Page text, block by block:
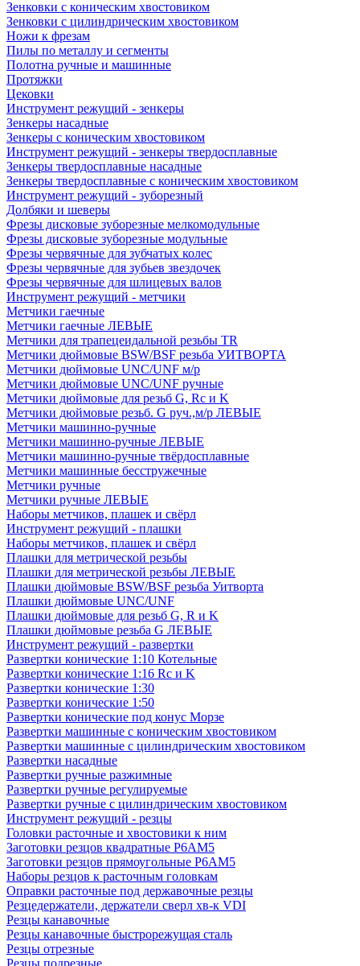
Зенковки с коническим хвостовиком
Зенковки с цилиндрическим хвостовиком
Ножи к фрезам
Пилы по металлу и сегменты
Полотна ручные и машинные
Протяжки
Цековки
Инструмент режущий - зенкеры
Зенкеры насадные
Зенкеры с коническим хвостовиком
Инструмент режущий - зенкеры твердосплавные
Зенкеры твердосплавные насадные
Зенкеры твердосплавные с коническим хвостовиком
Инструмент режущий - зуборезный
Долбяки и шеверы
Фрезы дисковые зуборезные мелкомодульные
Фрезы дисковые зуборезные модульные
Фрезы червячные для зубчатых колес
Фрезы червячные для зубьев звездочек
Фрезы червячные для шлицевых валов
Инструмент режущий - метчики
Метчики гаечные
Метчики гаечные ЛЕВЫЕ
Метчики для трапецеидальной резьбы TR
Метчики дюймовые BSW/BSF резьба УИТВОРТА
Метчики дюймовые UNC/UNF м/р
Метчики дюймовые UNC/UNF ручные
Метчики дюймовые для резьб G, Rc и K
Метчики дюймовые резьб. G руч.,м/р ЛЕВЫЕ
Метчики машинно-ручные
Метчики машинно-ручные ЛЕВЫЕ
Метчики машинно-ручные твёрдосплавные
Метчики машинные бесстружечные
Метчики ручные
Метчики ручные ЛЕВЫЕ
Наборы метчиков, плашек и свёрл
Инструмент режущий - плашки
Наборы метчиков, плашек и свёрл
Плашки для метрической резьбы
Плашки для метрической резьбы ЛЕВЫЕ
Плашки дюймовые BSW/BSF резьба Уитворта
Плашки дюймовые UNC/UNF
Плашки дюймовые для резьб G, R и K
Плашки дюймовые резьба G ЛЕВЫЕ
Инструмент режущий - развертки
Развертки конические 1:10 Котельные
Развертки конические 1:16 Rc и K
Развертки конические 1:30
Развертки конические 1:50
Развертки конические под конус Морзе
Развертки машинные с коническим хвостовиком
Развертки машинные с цилиндрическим хвостовиком
Развертки насадные
Развертки ручные разжимные
Развертки ручные регулируемые
Развертки ручные с цилиндрическим хвостовиком
Инструмент режущий - резцы
Головки расточные и хвостовики к ним
Заготовки резцов квадратные Р6АМ5
Заготовки резцов прямоугольные Р6АМ5
Наборы резцов к расточным головкам
Оправки расточные под державочные резцы
Резцедержатели, держатели сверл хв-к VDI
Резцы канавочные
Резцы канавочные быстрорежущая сталь
Резцы отрезные
Резцы подрезные